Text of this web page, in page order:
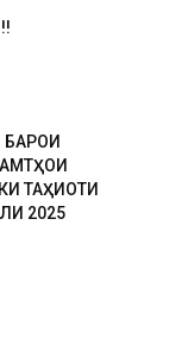
ТАҲҚИҚОТИ
2025